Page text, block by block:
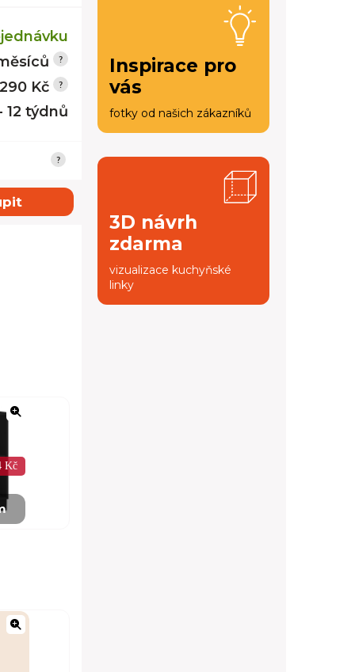
Kč
12 týdnů
Kč
Inspirace pro
vás
fotky od našich zákazníků
3D návrh
zdarma
vizualizace kuchyňské
linky